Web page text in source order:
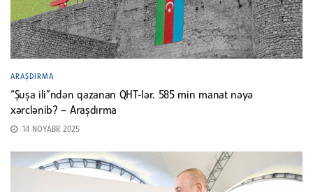
ARAŞDIRMA
“Şuşa ili”ndən qazanan QHT-lər. 585 min manat nəyə
xərclənib? – Araşdırma
14 NOYABR 2025